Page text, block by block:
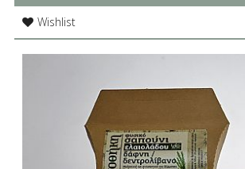
Wishlist